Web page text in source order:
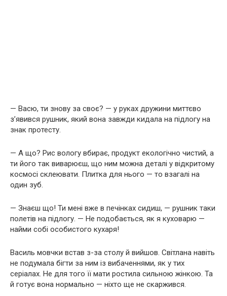
— Васю, ти знову за своє? — у руках дружини миттєво
з’явився рушник, який вона завжди кидала на підлогу на
знак протесту.
— А що? Рис вологу вбирає, продукт екологічно чистий, а
ти його так виварюєш, що ним можна деталі у відкритому
космосі склеювати. Плитка для нього — то взагалі на
один зуб.
— Знаєш що! Ти мені вже в печінках сидиш, — рушник таки
полетів на підлогу. — Не подобається, як я куховарю —
найми собі особистого кухаря!
Василь мовчки встав з-за столу й вийшов. Світлана навіть
не подумала бігти за ним із вибаченнями, як у тих
серіалах. Не для того її мати ростила сильною жінкою. Та
й готує вона нормально — ніхто ще не скаржився.